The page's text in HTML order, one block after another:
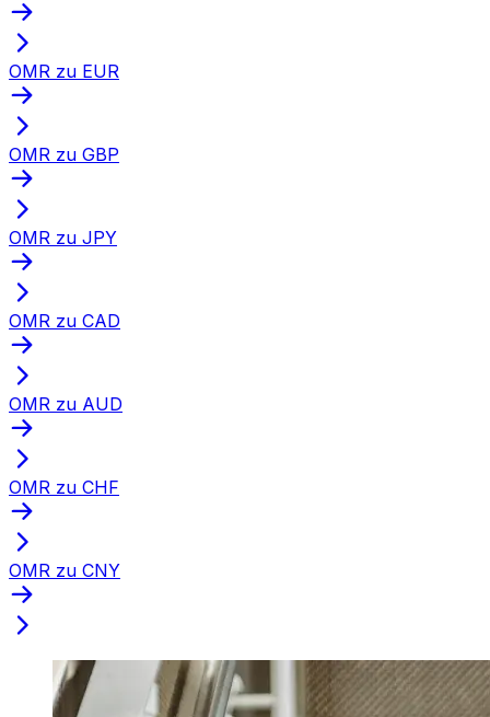
OMR zu EUR
OMR zu GBP
OMR zu JPY
OMR zu CAD
OMR zu AUD
OMR zu CHF
OMR zu CNY